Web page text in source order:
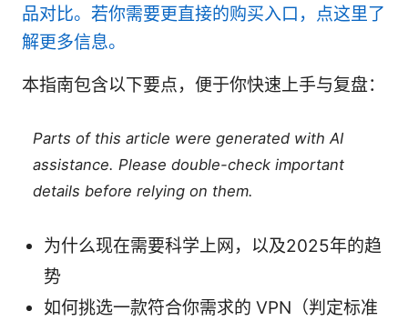
品对比。若你需要更直接的购买入口，点这里了
解更多信息。
本指南包含以下要点，便于你快速上手与复盘：
Parts of this article were generated with AI
assistance. Please double-check important
details before relying on them.
为什么现在需要科学上网，以及2025年的趋
势
如何挑选一款符合你需求的 VPN（判定标准